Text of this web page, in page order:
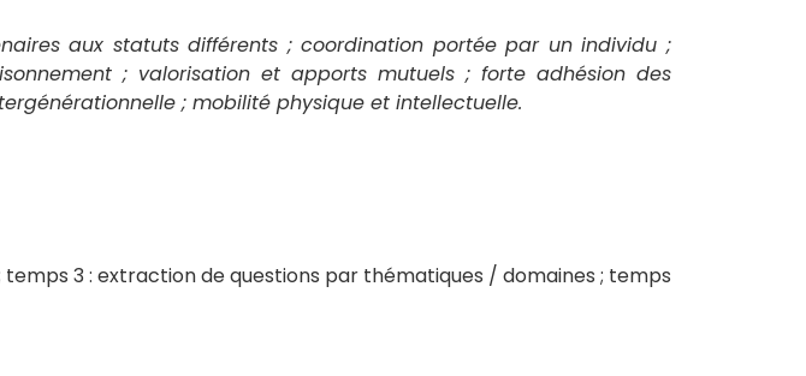
aux statuts différents ; coordination portée par un individu ;
; valorisation et apports mutuels ; forte adhésion des
; mobilité physique et intellectuelle.
temps 3 : extraction de questions par thématiques / domaines ; temps